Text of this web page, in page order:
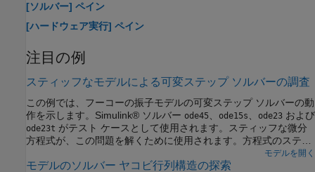
[ソルバー] ペイン
[ハードウェア実行] ペイン
注目の例
スティッフなモデルによる可変ステップ ソルバーの調査
この例では、フーコーの振子モデルの可変ステップ ソルバーの動
作を示します。Simulink® ソルバー ode45 ode15s ode23 および
ode23t がテスト ケースとして使用されます。スティッフな微分
方程式が、この問題を解くために使用されます。方程式のスティ
ッフ性の厳密な定義は存在しません。数値的手法を使用してステ
ィッフな方程式を解く場合、一部の数値的手法は不安定なため、
モデルを開く
モデルのソルバー ヤコビ行列構造の探索